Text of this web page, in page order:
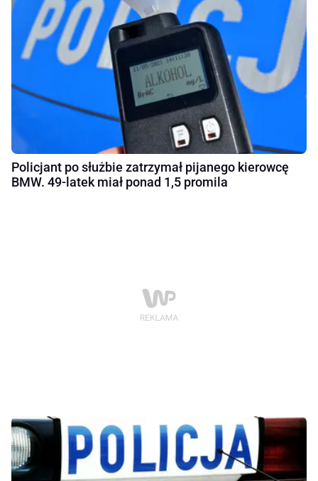
Policjant po służbie zatrzymał pijanego kierowcę
BMW. 49-latek miał ponad 1,5 promila